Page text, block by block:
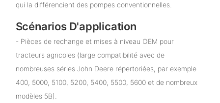
qui la différencient des pompes conventionnelles.
Scénarios D'application
- Pièces de rechange et mises à niveau OEM pour
tracteurs agricoles (large compatibilité avec de
nombreuses séries John Deere répertoriées, par exemple
400, 5000, 5100, 5200, 5400, 5500, 5600 et de nombreux
modèles 5B).